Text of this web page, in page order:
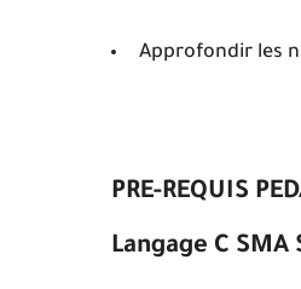
Approfondir les
PRE-REQUIS
Langage C SMA